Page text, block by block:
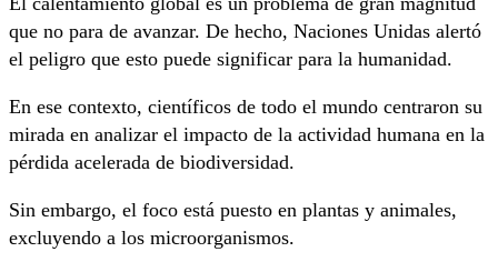
que no para de avanzar. De hecho, Naciones Unidas alertó
el peligro que esto puede significar para la humanidad.
En ese contexto, científicos de todo el mundo centraron su
mirada en analizar el impacto de la actividad humana en la
pérdida acelerada de biodiversidad.
Sin embargo, el foco está puesto en plantas y animales,
excluyendo a los microorganismos.